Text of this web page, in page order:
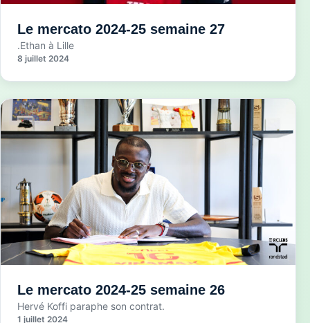
Le mercato 2024-25 semaine 27
.Ethan à Lille
8 juillet 2024
Le mercato 2024-25 semaine 26
Hervé Koffi paraphe son contrat.
1 juillet 2024